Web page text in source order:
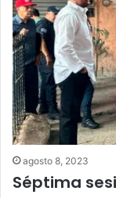
agosto 8, 2023
Séptima